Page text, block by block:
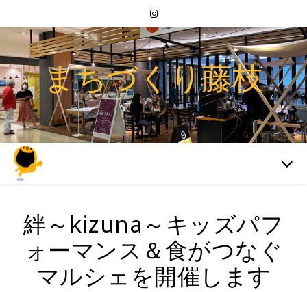
まちづくり藤枝
絆～kizuna～キッズパフ
ォーマンス＆食がつなぐ
マルシェを開催します